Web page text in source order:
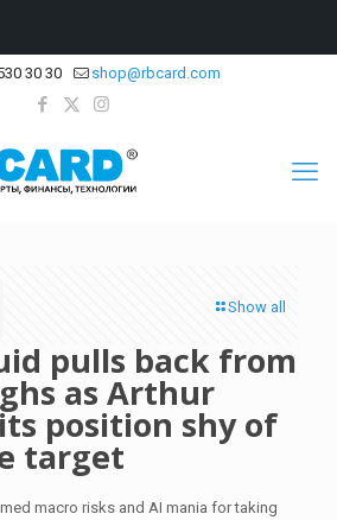
30 30 shop@rbcard.com
Show all
pulls back from
as Arthur
position shy of
target
macro risks and AI mania for taking